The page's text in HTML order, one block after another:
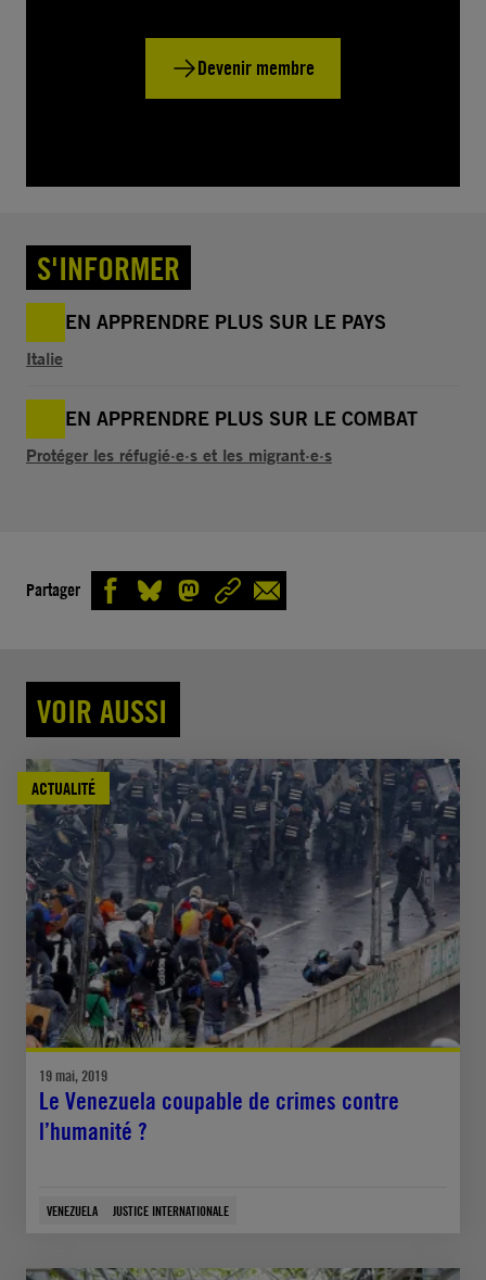
Devenir membre
S'INFORMER
EN APPRENDRE PLUS SUR LE PAYS
Italie
EN APPRENDRE PLUS SUR LE COMBAT
Protéger les réfugié·e·s et les migrant·e·s
Partager
VOIR AUSSI
ACTUALITÉ
19 mai, 2019
Le Venezuela coupable de crimes contre
l’humanité ?
VENEZUELA JUSTICE INTERNATIONALE